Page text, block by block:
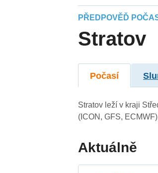
PŘEDPOVĚĎ
Stratov
Počasí
Stratov leží v kraji
(ICON, GFS,
Aktuálně